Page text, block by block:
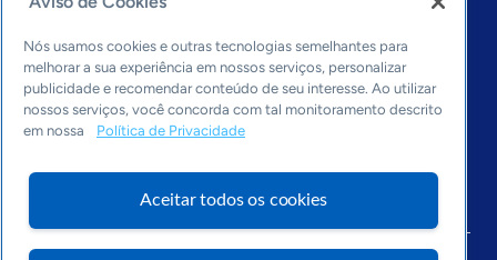
Últimas notícias
Entre em contato
Editorias
Economia & Política
Inovação & Tecnologia
Cultura empreendedora
Arquivo
Nós usamos cookies e outras tecnologias semelhantes para
melhorar a sua experiência em nossos serviços, personalizar
publicidade e recomendar conteúdo de seu interesse. Ao utilizar
nossos serviços, você concorda com tal monitoramento descrito
em nossa
Política de Privacidade
Aceitar todos os cookies